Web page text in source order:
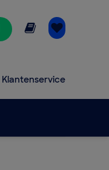
Online lezen
Klantenservice